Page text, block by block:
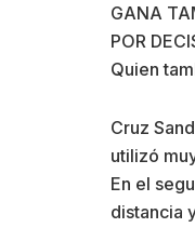
GANA
POR
Quien
Cruz
utilizó
En el
distancia